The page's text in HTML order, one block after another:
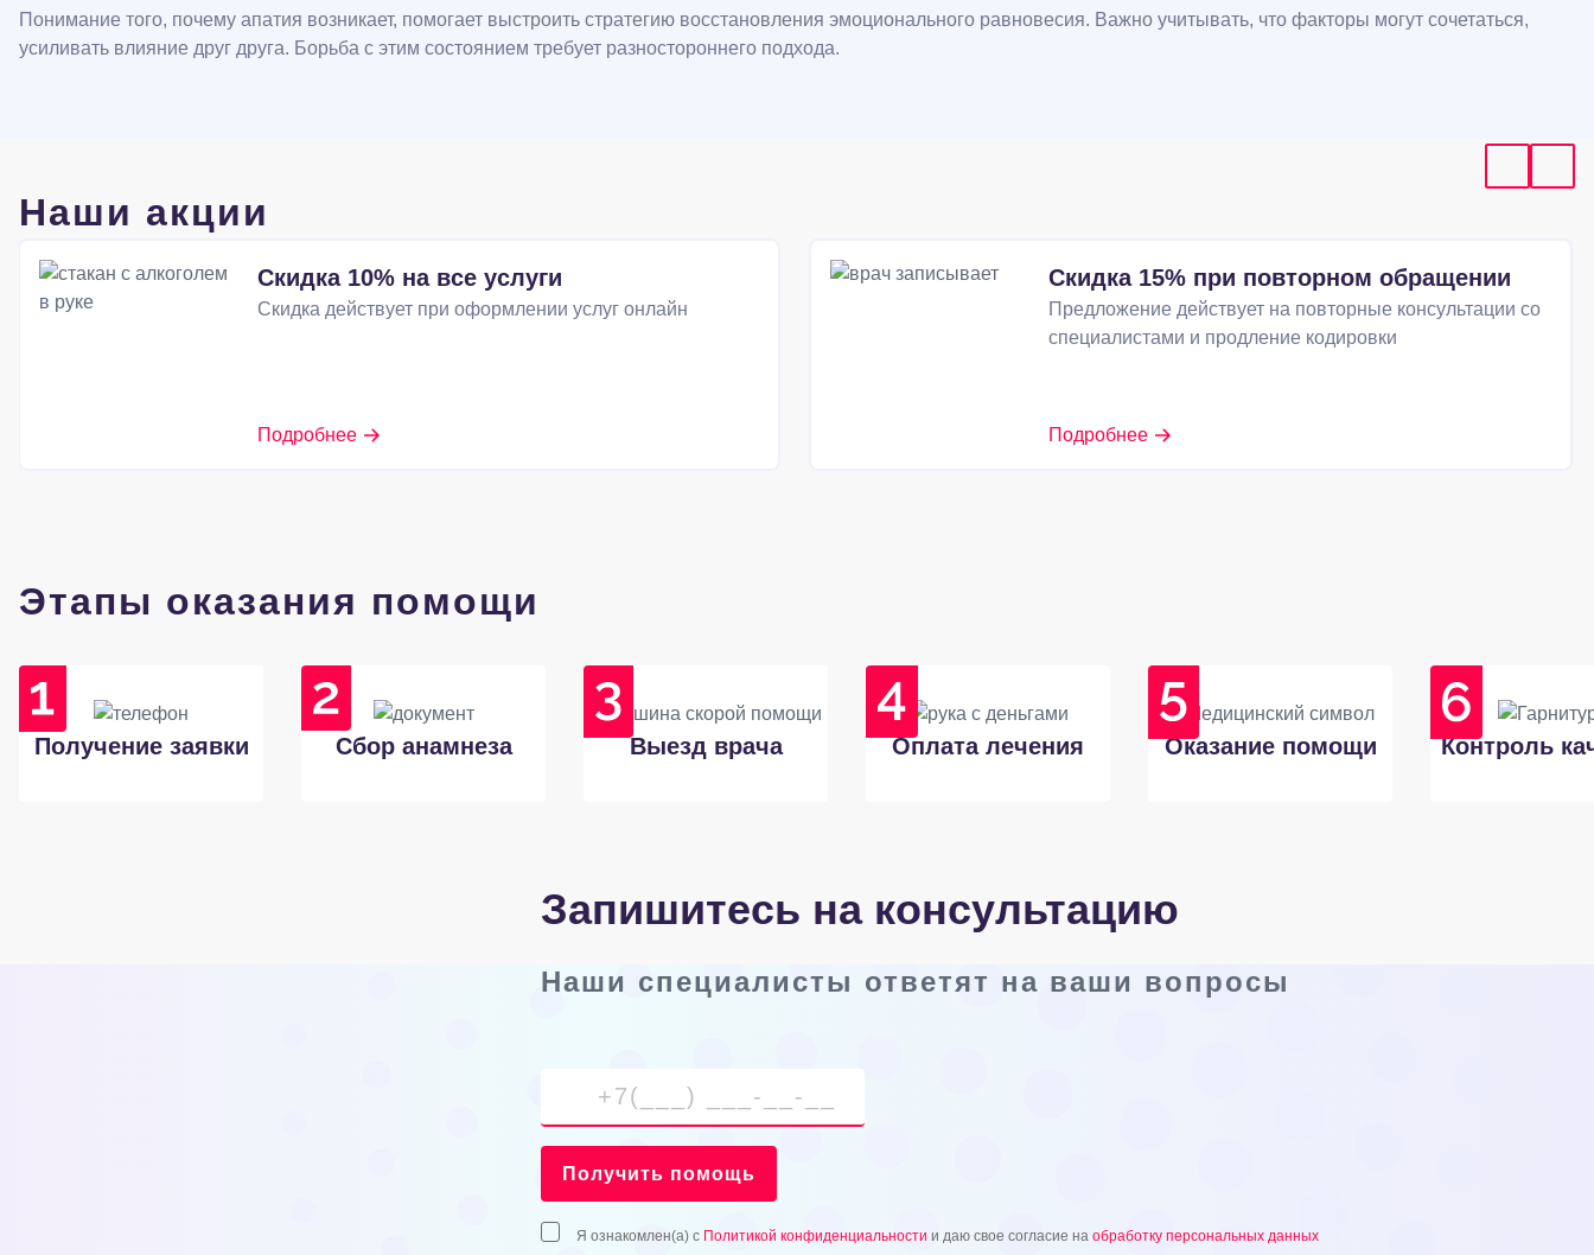
Понимание того, почему апатия возникает, помогает выстроить стратегию восстановления эмоционального равновесия. Важно учитывать, что факторы могут сочетаться,
усиливать влияние друг друга. Борьба с этим состоянием требует разностороннего подхода.
Наши акции
Скидка 10% на все услуги
Скидка действует при оформлении услуг онлайн
Подробнее
Скидка 15% при повторном обращении
Предложение действует на повторные консультации со
специалистами и продление кодировки
Подробнее
Этапы оказания помощи
Получение заявки Сбор анамнеза Выезд врача Оплата лечения Оказание помощи Контроль
Запишитесь на консультацию
Наши специалисты ответят на ваши вопросы
Получить помощь
Я ознакомлен(а) с Политикой конфиденциальности и даю свое согласие на обработку персональных данных